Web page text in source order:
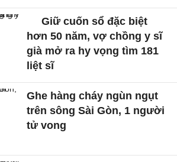
Giữ cuốn sổ đặc biệt
hơn 50 năm, vợ chồng y sĩ
già mở ra hy vọng tìm 181
liệt sĩ
Ghe hàng cháy ngùn ngụt
trên sông Sài Gòn, 1 người
tử vong